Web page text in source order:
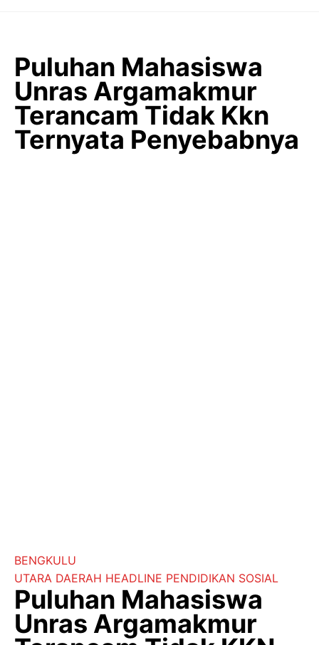
Puluhan Mahasiswa
Unras Argamakmur
Terancam Tidak Kkn
Ternyata Penyebabnya
BENGKULU
UTARA DAERAH HEADLINE PENDIDIKAN SOSIAL
Puluhan Mahasiswa
Unras Argamakmur